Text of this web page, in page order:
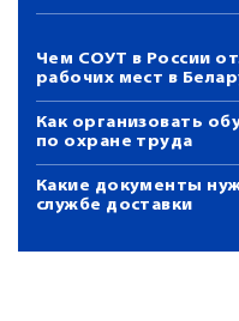
Чем СОУТ в России
рабочих мест в
Как организовать
по охране труда
Какие документы
службе доставки